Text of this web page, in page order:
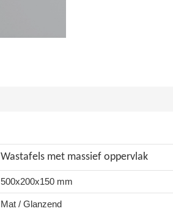
Wastafels met massief oppervlak
500x200x150 mm
Mat / Glanzend